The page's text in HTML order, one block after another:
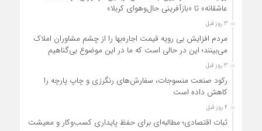
عاشقانه» تا «بازآفرینی حال‌وهوای کربلا»
3 روز قبل
مردم افزایش بی رویه قیمت اجاره‌بها را از چشم مشاوران املاک
می‌بینند؛ این در حالی است که ما در این موضوع بی‌گناهیم
3 روز قبل
رکود صنعت منسوجات، سفارش‌های رنگرزی و چاپ پارچه را
کاهش داده است
4 روز قبل
ثبات اقتصادی؛ مطالبه‌ای برای حفظ پایداری کسب‌وکار و معیشت